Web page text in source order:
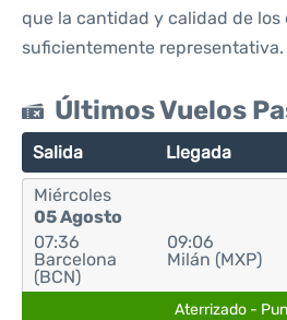
que la cantidad y calidad de los
suficientemente representativa.
Últimos Vuelos
Salida Llegada
Miércoles
05 Agosto
07:36
Barcelona
(BCN)
09:06
Milán (MXP)
Aterrizado -